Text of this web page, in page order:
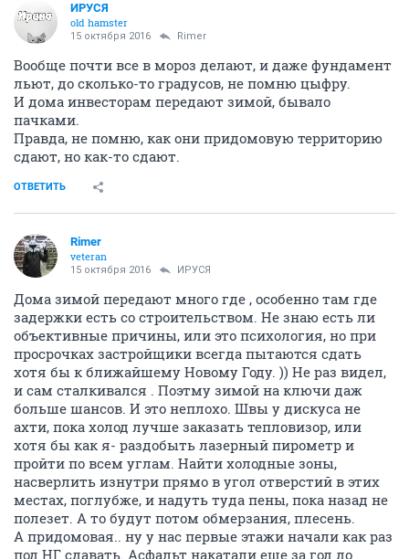
ИРУСЯ
old hamster
15 октября 2016 Rimer
Вообще почти все в мороз делают, и даже фундамент
льют, до сколько-то градусов, не помню цыфру.
И дома инвесторам передают зимой, бывало
пачками.
Правда, не помню, как они придомовую территорию
сдают, но как-то сдают.
ОТВЕТИТЬ
Rimer
veteran
15 октября 2016 ИРУСЯ
Дома зимой передают много где , особенно там где
задержки есть со строительством. Не знаю есть ли
объективные причины, или это психология, но при
просрочках застройщики всегда пытаются сдать
хотя бы к ближайшему Новому Году. )) Не раз видел,
и сам сталкивался . Поэтму зимой на ключи даж
больше шансов. И это неплохо. Швы у дискуса не
ахти, пока холод лучше заказать тепловизор, или
хотя бы как я- раздобыть лазерный пирометр и
пройти по всем углам. Найти холодные зоны,
насверлить изнутри прямо в угол отверстий в этих
местах, поглубже, и надуть туда пены, пока назад не
полезет. А то будут потом обмерзания, плесень.
А придомовая.. ну у нас первые этажи начали как раз
под НГ сдавать. Асфальт накатали еще за год до